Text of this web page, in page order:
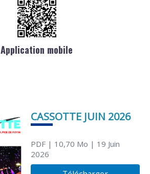
Application mobile
CASSOTTE JUIN 2026
PDF| 10,70 Mo | 19 Juin
2026